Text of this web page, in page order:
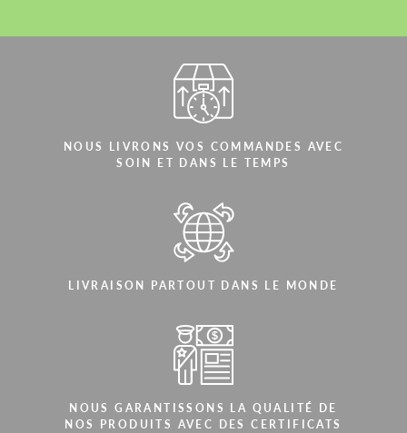
NOUS LIVRONS VOS COMMANDES AVEC
SOIN ET DANS LE TEMPS
LIVRAISON PARTOUT DANS LE MONDE
NOUS GARANTISSONS LA QUALITÉ DE
NOS PRODUITS AVEC DES CERTIFICATS
CONTACTEZ-MOI
Nous parlons votre langue
Acceptez le traitement des données à
Nous parlons votre langue